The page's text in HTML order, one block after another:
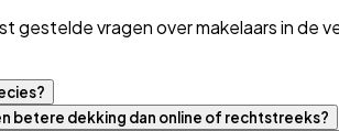
gestelde vragen over makelaars in de
betere dekking dan online of rechtstreeks?